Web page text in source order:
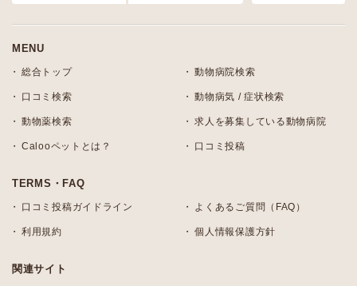
MENU
総合トップ 動物病院検索
口コミ検索 動物病気 / 症状検索
動物薬検索 求人を募集している動物病院
Calooペットとは？ 口コミ投稿
TERMS・FAQ
口コミ投稿ガイドライン よくあるご質問（FAQ）
利用規約 個人情報保護方針
関連サイト